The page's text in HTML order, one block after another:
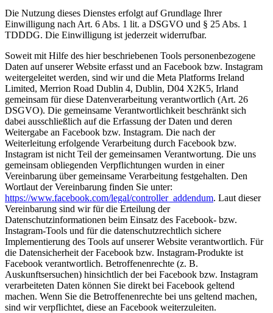
Die Nutzung dieses Dienstes erfolgt auf Grundlage Ihrer
Einwilligung nach Art. 6 Abs. 1 lit. a DSGVO und § 25 Abs. 1
TDDDG. Die Einwilligung ist jederzeit widerrufbar.
Soweit mit Hilfe des hier beschriebenen Tools personenbezogene
Daten auf unserer Website erfasst und an Facebook bzw. Instagram
weitergeleitet werden, sind wir und die Meta Platforms Ireland
Limited, Merrion Road Dublin 4, Dublin, D04 X2K5, Irland
gemeinsam für diese Datenverarbeitung verantwortlich (Art. 26
DSGVO). Die gemeinsame Verantwortlichkeit beschränkt sich
dabei ausschließlich auf die Erfassung der Daten und deren
Weitergabe an Facebook bzw. Instagram. Die nach der
Weiterleitung erfolgende Verarbeitung durch Facebook bzw.
Instagram ist nicht Teil der gemeinsamen Verantwortung. Die uns
gemeinsam obliegenden Verpflichtungen wurden in einer
Vereinbarung über gemeinsame Verarbeitung festgehalten. Den
Wortlaut der Vereinbarung finden Sie unter:
https://www.facebook.com/legal/controller_addendum. Laut dieser
Vereinbarung sind wir für die Erteilung der
Datenschutzinformationen beim Einsatz des Facebook- bzw.
Instagram-Tools und für die datenschutzrechtlich sichere
Implementierung des Tools auf unserer Website verantwortlich. Für
die Datensicherheit der Facebook bzw. Instagram-Produkte ist
Facebook verantwortlich. Betroffenenrechte (z. B.
Auskunftsersuchen) hinsichtlich der bei Facebook bzw. Instagram
verarbeiteten Daten können Sie direkt bei Facebook geltend
machen. Wenn Sie die Betroffenenrechte bei uns geltend machen,
sind wir verpflichtet, diese an Facebook weiterzuleiten.